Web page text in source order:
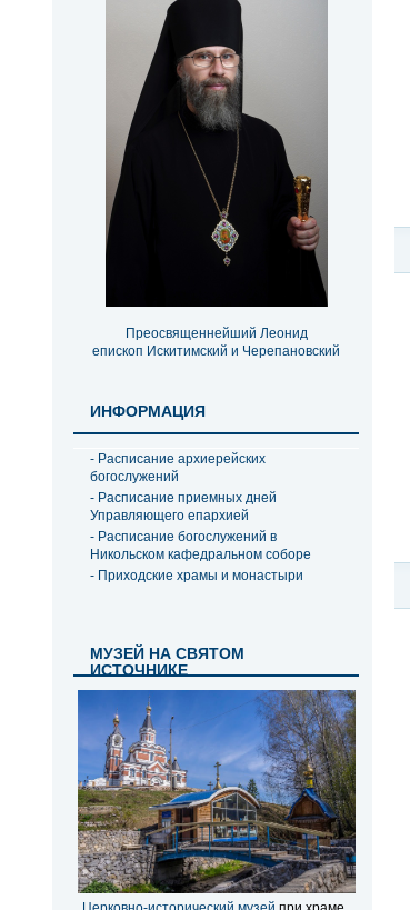
Преосвященнейший Леонид
епископ Искитимский и Черепановский
ИНФОРМАЦИЯ
- Расписание архиерейских
богослужений
- Расписание приемных дней
Управляющего епархией
- Расписание богослужений в
Никольском кафедральном соборе
- Приходские храмы и монастыри
МУЗЕЙ НА СВЯТОМ
ИСТОЧНИКЕ